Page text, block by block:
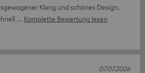
Klang und schönes Design.
Komplette Bewertung lesen
07.07.2026